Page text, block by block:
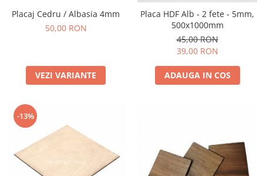
Placaj Cedru / Albasia 4mm
50,00 RON
VEZI VARIANTE
Placa HDF Alb - 2 fete - 5mm,
500x1000mm
45,00 RON
39,00 RON
ADAUGA IN COS
-13%